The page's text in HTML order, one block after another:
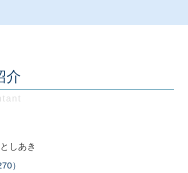
事業計画書 不動産業
介
しあき
）